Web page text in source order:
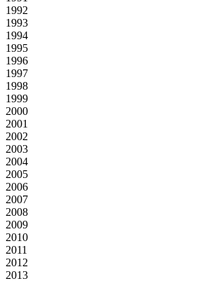
1992
1993
1994
1995
1996
1997
1998
1999
2000
2001
2002
2003
2004
2005
2006
2007
2008
2009
2010
2011
2012
2013